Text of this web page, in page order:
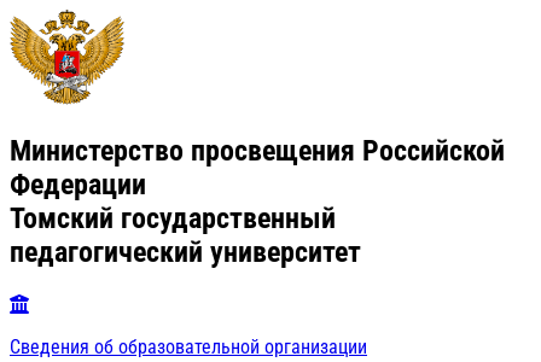
Министерство просвещения Российской
Федерации
Томский государственный
педагогический университет
Сведения об образовательной организации